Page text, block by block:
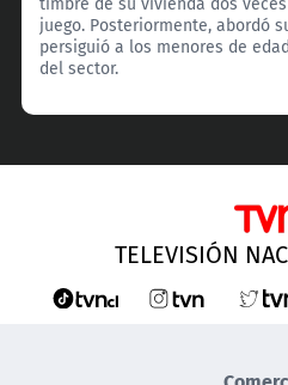
juego. Posteriormente, abordó
persiguió a los menores de
del sector.
TELEVISIÓN